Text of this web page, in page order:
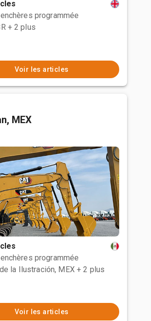
programmée
+ 2 plus
Voir les articles
MEX
programmée
la Ilustración, MEX + 2 plus
Voir les articles